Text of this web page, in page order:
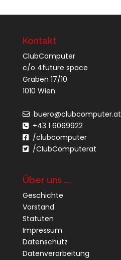
Kontakt
ClubComputer
c/o 4future space
Graben 17/10
1010 Wien
buero@clubcomputer.at
+43 1 6069922
/clubcomputer
/ClubComputerat
Über uns ….
Geschichte
Vorstand
Statuten
Impressum
Datenschutz
Datenverarbeitung